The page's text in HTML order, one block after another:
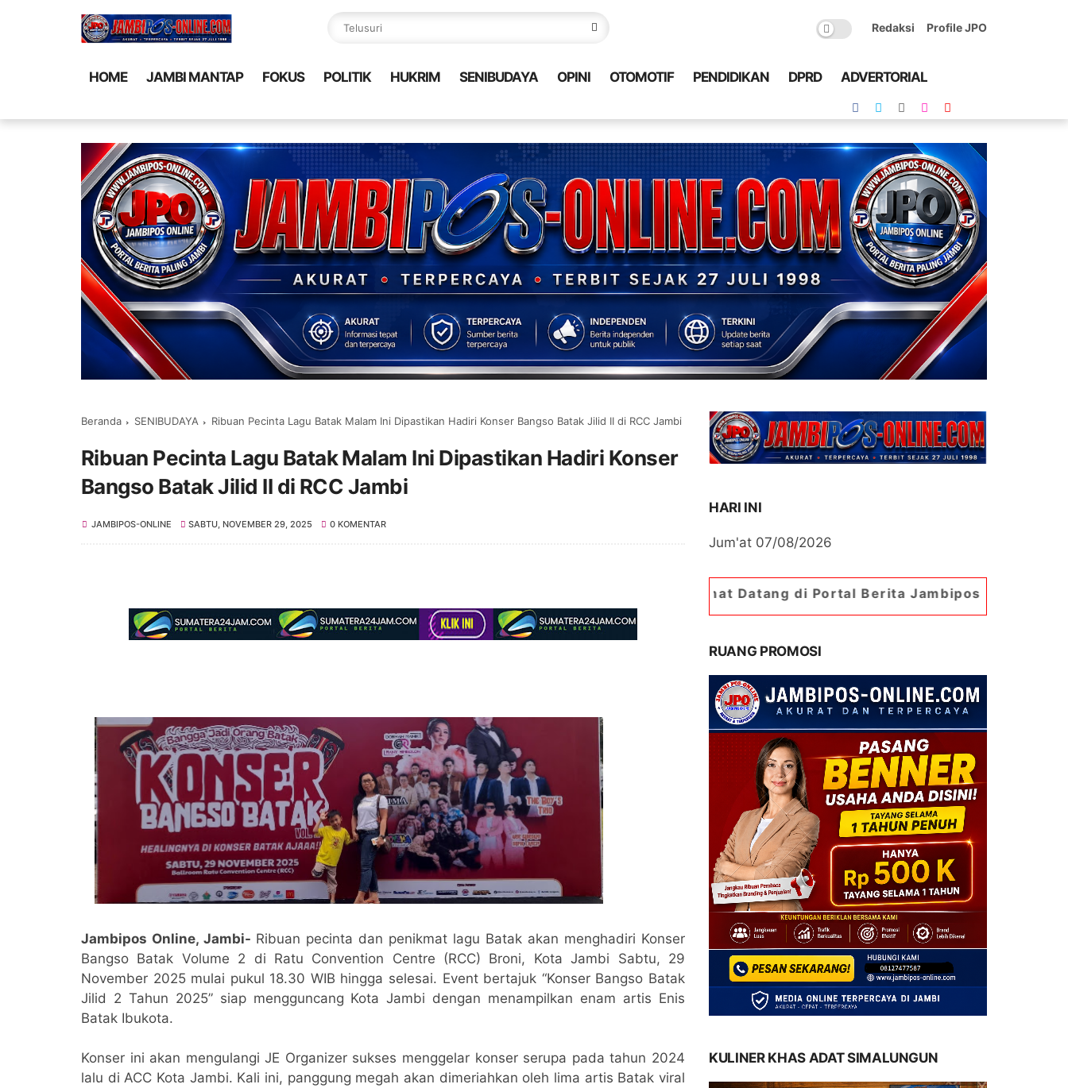
Redaksi Profile JPO
HOME JAMBI MANTAP FOKUS POLITIK HUKRIM SENIBUDAYA OPINI OTOMOTIF PENDIDIKAN DPRD ADVERTORIAL
Beranda SENIBUDAYA Ribuan Pecinta Lagu Batak Malam Ini Dipastikan Hadiri Konser Bangso Batak Jilid II di RCC Jambi
Ribuan Pecinta Lagu Batak Malam Ini Dipastikan Hadiri Konser
Bangso Batak Jilid II di RCC Jambi
JAMBIPOS-ONLINE SABTU, NOVEMBER 29, 2025 0 KOMENTAR
Jambipos Online, Jambi- Ribuan pecinta dan penikmat lagu Batak akan menghadiri Konser
Bangso Batak Volume 2 di Ratu Convention Centre (RCC) Broni, Kota Jambi Sabtu, 29
November 2025 mulai pukul 18.30 WIB hingga selesai. Event bertajuk “Konser Bangso Batak
Jilid 2 Tahun 2025” siap mengguncang Kota Jambi dengan menampilkan enam artis Enis
Batak Ibukota.
Konser ini akan mengulangi JE Organizer sukses menggelar konser serupa pada tahun 2024
lalu di ACC Kota Jambi. Kali ini, panggung megah akan dimeriahkan oleh lima artis Batak viral
HARI INI
Jum'at 07/08/2026
Selamat Datang di Portal Berita Jambipos Online. Portal Berita
RUANG PROMOSI
KULINER KHAS ADAT SIMALUNGUN